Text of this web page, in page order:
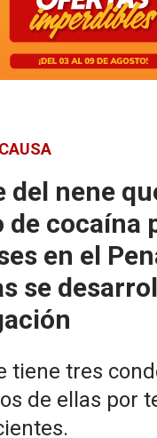
del nene
de cocaína
en el
se
tiene tres
de ellas por